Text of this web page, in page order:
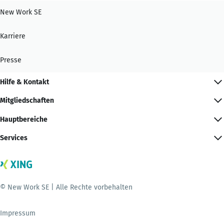
New Work SE
Karriere
Presse
Hilfe & Kontakt
Mitgliedschaften
Hauptbereiche
Services
© New Work SE | Alle Rechte vorbehalten
Impressum